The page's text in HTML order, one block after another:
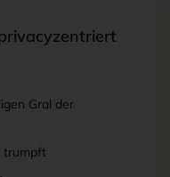
Gral der
trumpft